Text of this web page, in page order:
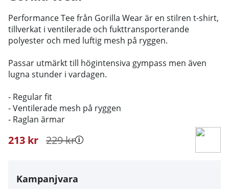
Performance Tee från Gorilla Wear är en stilren t-shirt,
tillverkat i ventilerade och fukttransporterande
polyester och med luftig mesh på ryggen.
Passar utmärkt till högintensiva gympass men även
lugna stunder i vardagen.
- Regular fit
- Ventilerade mesh på ryggen
- Raglan ärmar
229kr
213 kr
Kampanjvara